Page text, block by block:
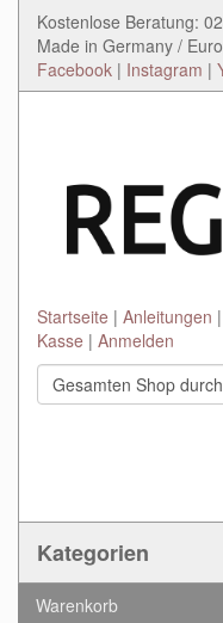
Kostenlose Beratung:
Made in Germany /
Facebook | Instagram |
Startseite Anleitungen
Kasse
Anmelden
Kategorien
Warenkorb